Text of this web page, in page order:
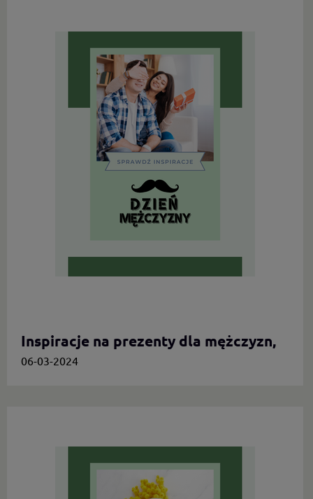
Inspiracje na prezenty dla mężczyzn,
którzy cenią oryginalność
06-03-2024